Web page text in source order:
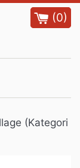
(0)
(Kategori